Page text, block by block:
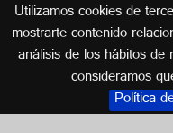
Utilizamos cookies de
mostrarte contenido
análisis de los hábitos de
consideramos
Política
Escudo de